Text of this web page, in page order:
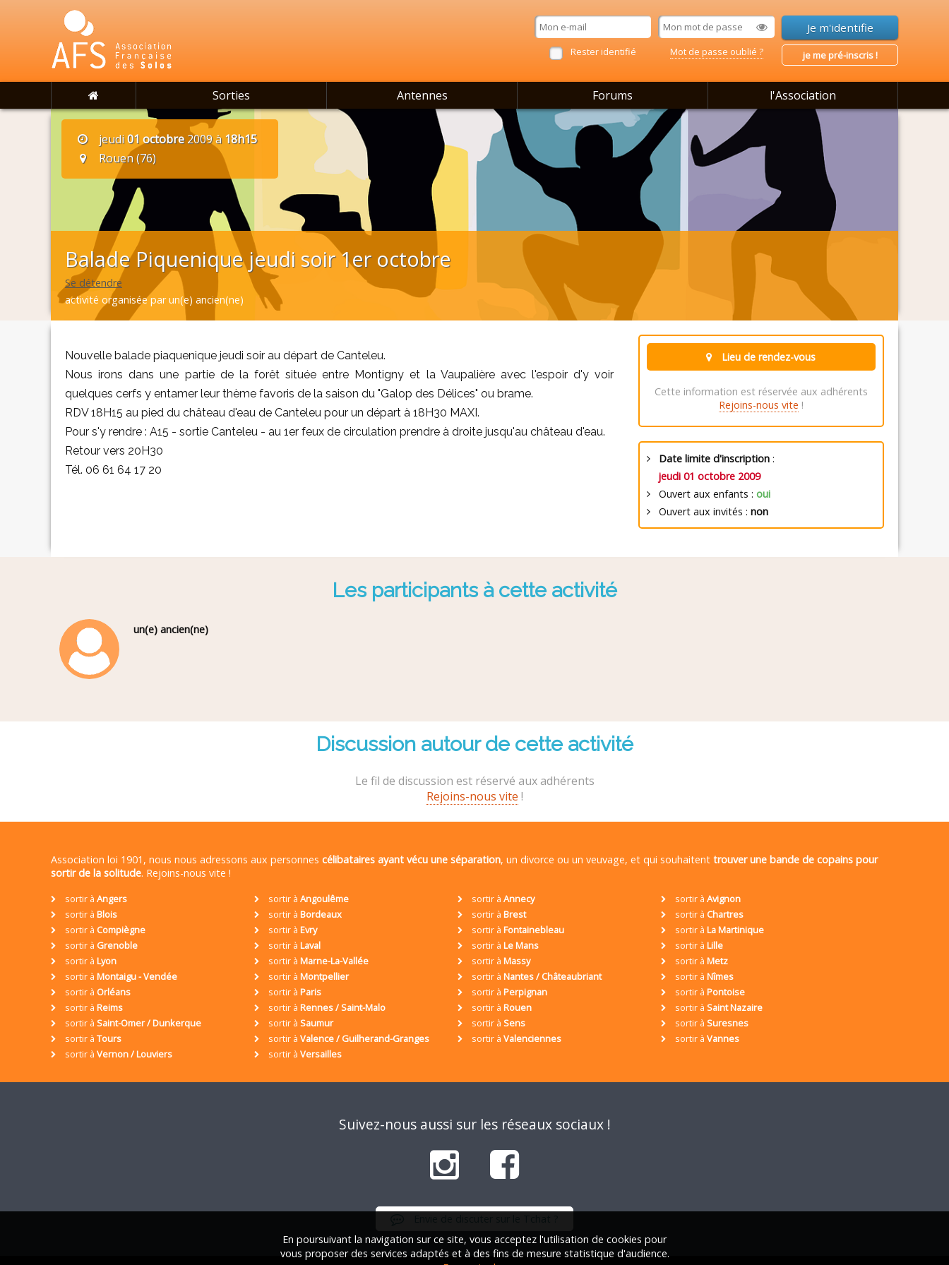
Rester identifié Mot de passe oublié ? je me pré-inscris !
Sorties Antennes Forums l'Association
jeudi01 octobre2009 à 18h15
Rouen (76)
Balade Piquenique jeudi soir 1er octobre
Se détendre
activité organisée par un(e) ancien(ne)
Nouvelle balade piaquenique jeudi soir au départ de Canteleu.
Nous irons dans une partie de la forêt située entre Montigny et la Vaupalière avec l'espoir d'y voir
quelques cerfs y entamer leur thème favoris de la saison du "Galop des Délices" ou brame.
RDV 18H15 au pied du château d'eau de Canteleu pour un départ à 18H30 MAXI.
Pour s'y rendre : A15 - sortie Canteleu - au 1er feux de circulation prendre à droite jusqu'au château d'eau.
Retour vers 20H30
Tél. 06 61 64 17 20
Lieu de rendez-vous
Cette information est réservée aux adhérents
Rejoins-nous vite !
Date limite d'inscription:
jeudi 01 octobre 2009
Ouvert aux enfants : oui
Ouvert aux invités : non
Les participants à cette activité
un(e) ancien(ne)
Discussion autour de cette activité
Le fil de discussion est réservé aux adhérents
Rejoins-nous vite !
Association loi 1901, nous nous adressons aux personnes célibataires ayant vécu une séparation, un divorce ou un veuvage, et qui souhaitent trouver une bande de copains pour
sortir de la solitude. Rejoins-nous vite !
sortir à Angers sortir à Angoulême sortir à Annecy sortir à Avignon
sortir à Blois sortir à Bordeaux sortir à Brest sortir à Chartres
sortir à Compiègne sortir à Evry sortir à Fontainebleau sortir à La Martinique
sortir à Grenoble sortir à Laval sortir à Le Mans sortir à Lille
sortir à Lyon sortir à Marne-La-Vallée sortir à Massy sortir à Metz
sortir à Montaigu - Vendée sortir à Montpellier sortir à Nantes / Châteaubriant sortir à Nîmes
sortir à Orléans sortir à Paris sortir à Perpignan sortir à Pontoise
sortir à Reims sortir à Rennes / Saint-Malo sortir à Rouen sortir à Saint Nazaire
sortir à Saint-Omer / Dunkerque sortir à Saumur sortir à Sens sortir à Suresnes
sortir à Tours sortir à Valence / Guilherand-Granges sortir à Valenciennes sortir à Vannes
sortir à Vernon / Louviers sortir à Versailles
Suivez-nous aussi sur les réseaux sociaux !
En poursuivant la navigation sur ce site, vous acceptez l'utilisation de cookies pour
vous proposer des services adaptés et à des fins de mesure statistique d'audience.